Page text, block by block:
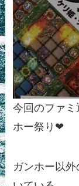
今回のファ
ホー祭り❤
ガンホー以